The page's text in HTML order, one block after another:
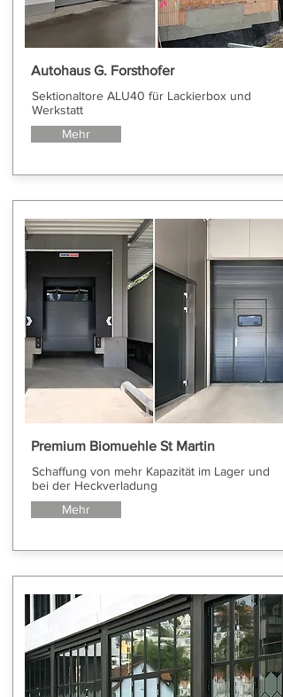
Sektionaltore ALU40 für Lackierbox und
Werkstatt
Autohaus G. Forsthofer
Mehr
Schaffung von mehr Kapazität im Lager und
bei der Heckverladung
Premium Biomuehle St Martin
Mehr